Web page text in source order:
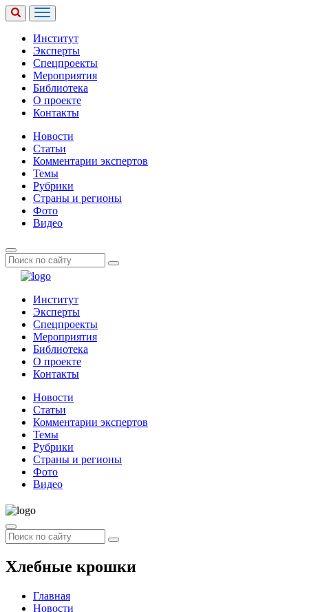
Институт
Эксперты
Спецпроекты
Мероприятия
Библиотека
О проекте
Контакты
Новости
Статьи
Комментарии экспертов
Темы
Рубрики
Страны и регионы
Фото
Видео
Институт
Эксперты
Спецпроекты
Мероприятия
Библиотека
О проекте
Контакты
Новости
Статьи
Комментарии экспертов
Темы
Рубрики
Страны и регионы
Фото
Видео
Хлебные крошки
Главная
Новости